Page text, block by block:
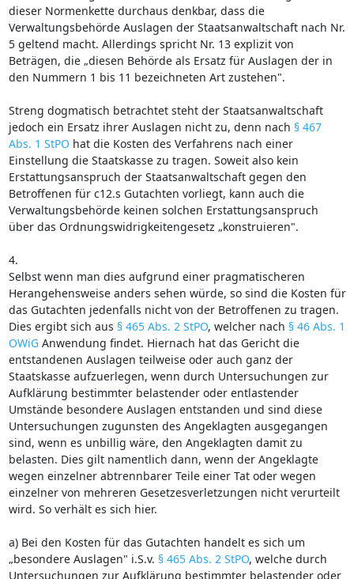
dieser Normenkette durchaus denkbar, dass die
Verwaltungsbehörde Auslagen der Staatsanwaltschaft nach Nr.
5 geltend macht. Allerdings spricht Nr. 13 explizit von
Beträgen, die „diesen Behörde als Ersatz für Auslagen der in
den Nummern 1 bis 11 bezeichneten Art zustehen".
Streng dogmatisch betrachtet steht der Staatsanwaltschaft
jedoch ein Ersatz ihrer Auslagen nicht zu, denn nach § 467
Abs. 1 StPO hat die Kosten des Verfahrens nach einer
Einstellung die Staatskasse zu tragen. Soweit also kein
Erstattungsanspruch der Staatsanwaltschaft gegen den
Betroffenen für c12.s Gutachten vorliegt, kann auch die
Verwaltungsbehörde keinen solchen Erstattungsanspruch
über das Ordnungswidrigkeitengesetz „konstruieren".
4.
Selbst wenn man dies aufgrund einer pragmatischeren
Herangehensweise anders sehen würde, so sind die Kosten für
das Gutachten jedenfalls nicht von der Betroffenen zu tragen.
Dies ergibt sich aus § 465 Abs. 2 StPO, welcher nach § 46 Abs. 1
OWiGAnwendung findet. Hiernach hat das Gericht die
entstandenen Auslagen teilweise oder auch ganz der
Staatskasse aufzuerlegen, wenn durch Untersuchungen zur
Aufklärung bestimmter belastender oder entlastender
Umstände besondere Auslagen entstanden und sind diese
Untersuchungen zugunsten des Angeklagten ausgegangen
sind, wenn es unbillig wäre, den Angeklagten damit zu
belasten. Dies gilt namentlich dann, wenn der Angeklagte
wegen einzelner abtrennbarer Teile einer Tat oder wegen
einzelner von mehreren Gesetzesverletzungen nicht verurteilt
wird. So verhält es sich hier.
a) Bei den Kosten für das Gutachten handelt es sich um
„besondere Auslagen" i.S.v. § 465 Abs. 2 StPO, welche durch
Untersuchungen zur Aufklärung bestimmter belastender oder